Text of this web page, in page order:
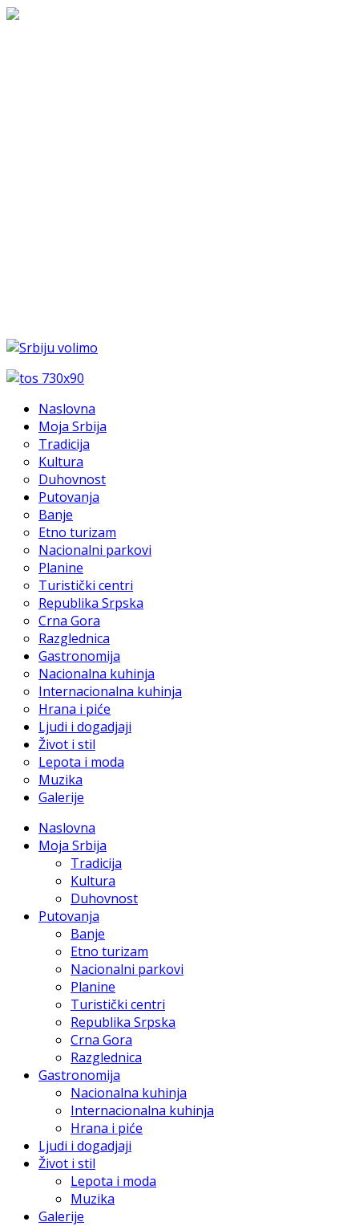
Naslovna
Moja Srbija
Tradicija
Kultura
Duhovnost
Putovanja
Banje
Etno turizam
Nacionalni parkovi
Planine
Turistički centri
Republika Srpska
Crna Gora
Razglednica
Gastronomija
Nacionalna kuhinja
Internacionalna kuhinja
Hrana i piće
Ljudi i dogadjaji
Život i stil
Lepota i moda
Muzika
Galerije
Naslovna
Moja Srbija
Tradicija
Kultura
Duhovnost
Putovanja
Banje
Etno turizam
Nacionalni parkovi
Planine
Turistički centri
Republika Srpska
Crna Gora
Razglednica
Gastronomija
Nacionalna kuhinja
Internacionalna kuhinja
Hrana i piće
Ljudi i dogadjaji
Život i stil
Lepota i moda
Muzika
Galerije